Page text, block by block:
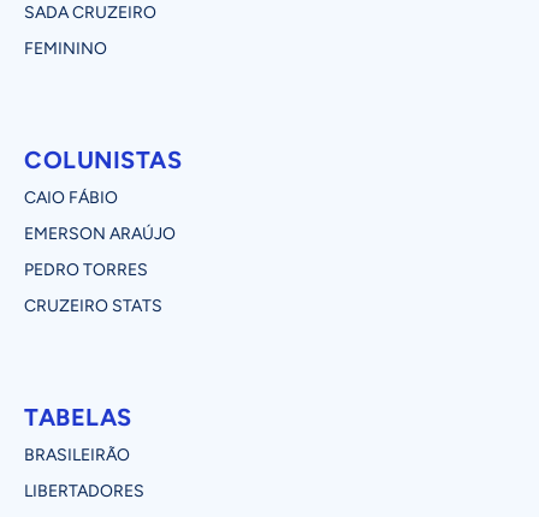
SADA CRUZEIRO
FEMININO
COLUNISTAS
CAIO FÁBIO
EMERSON ARAÚJO
PEDRO TORRES
CRUZEIRO STATS
TABELAS
BRASILEIRÃO
LIBERTADORES